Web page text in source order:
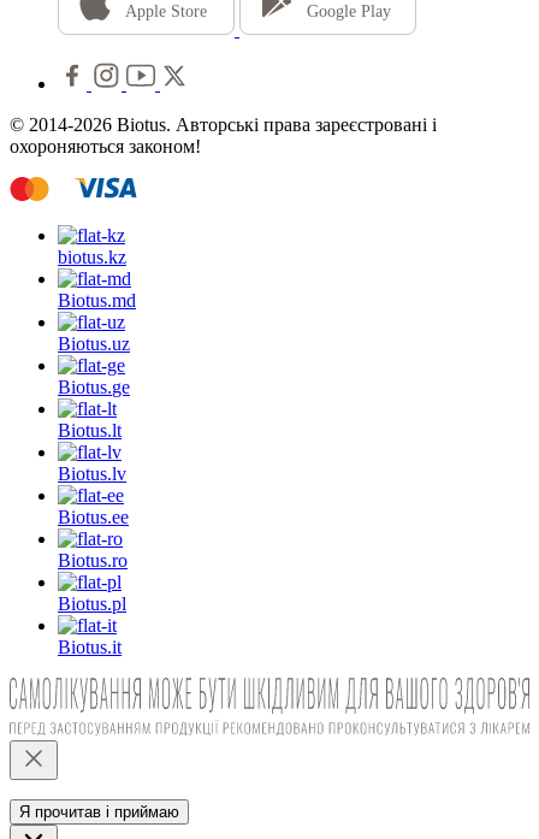
Apple Store Google Play
© 2014-2026 Biotus. Авторські права зареєстровані і
охороняються законом!
biotus.kz
Biotus.md
Biotus.uz
Biotus.ge
Biotus.lt
Biotus.lv
Biotus.ee
Biotus.ro
Biotus.pl
Biotus.it
Я прочитав і приймаю